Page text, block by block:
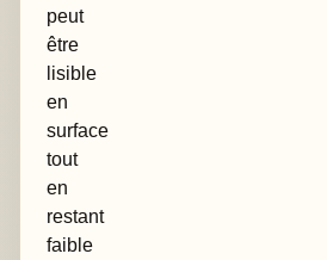
peut
être
lisible
en
surface
tout
en
restant
faible